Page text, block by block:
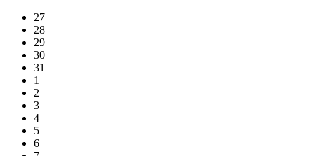
27
28
29
30
31
1
2
3
4
5
6